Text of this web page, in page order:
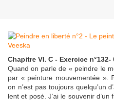
Chapitre VI. C - Exercice n°132-
Quand on parle de « peindre le
par « peinture mouvementée ».
on n’est pas toujours quelqu’un
lent et posé. J’ai le souvenir